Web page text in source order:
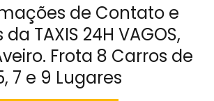
de Contato e
TAXIS 24H VAGOS,
Frota 8 Carros de
7 e 9 Lugares